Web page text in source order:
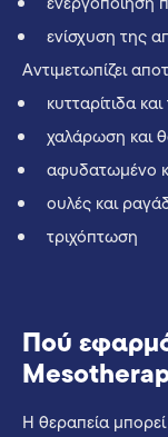
ενίσχυση της
Αντιμετωπίζει
κυτταρίτιδα
χαλάρωση και
αφυδατωμένο
ουλές και
τριχόπτωση
Πού
Η θεραπεία